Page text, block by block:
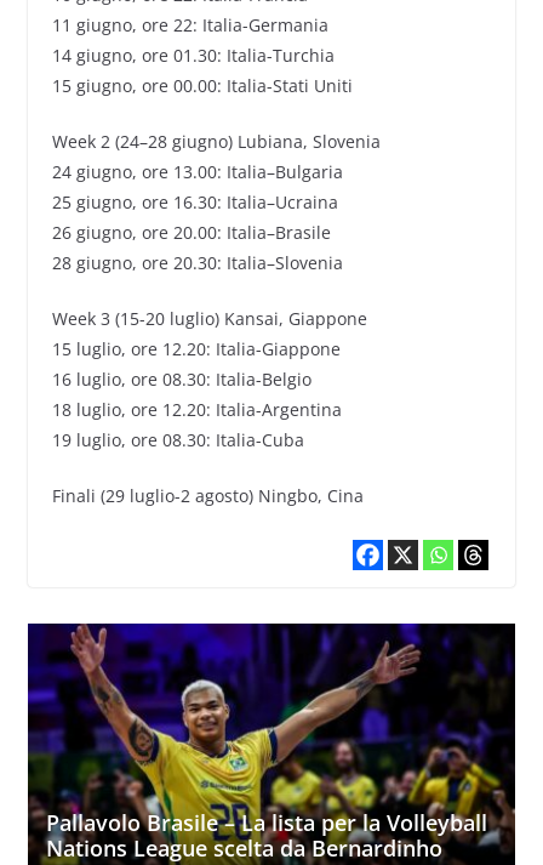
11 giugno, ore 22: Italia-Germania
14 giugno, ore 01.30: Italia-Turchia
15 giugno, ore 00.00: Italia-Stati Uniti
Week 2 (24–28 giugno) Lubiana, Slovenia
24 giugno, ore 13.00: Italia–Bulgaria
25 giugno, ore 16.30: Italia–Ucraina
26 giugno, ore 20.00: Italia–Brasile
28 giugno, ore 20.30: Italia–Slovenia
Week 3 (15-20 luglio) Kansai, Giappone
15 luglio, ore 12.20: Italia-Giappone
16 luglio, ore 08.30: Italia-Belgio
18 luglio, ore 12.20: Italia-Argentina
19 luglio, ore 08.30: Italia-Cuba
Finali (29 luglio-2 agosto) Ningbo, Cina
Pallavolo Brasile – La lista per la Volleyball
Nations League scelta da Bernardinho